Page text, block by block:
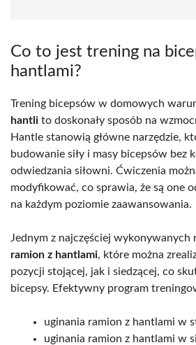
Co to jest trening na
hantlami?
Trening bicepsów w domowych
hantli to doskonały sposób na
Hantle stanowią główne narzędzie,
budowanie siły i masy bicepsów bez
odwiedzania siłowni. Ćwiczenia
modyfikować, co sprawia, że są one
na każdym poziomie zaawansowania.
Jednym z najczęściej wykonywanych
ramion z hantlami, które można
pozycji stojącej, jak i siedzącej, co
bicepsy. Efektywny program
uginania ramion z hantlami w
uginania ramion z hantlami w